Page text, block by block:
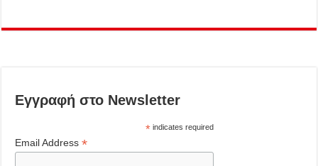
Εγγραφή στο Newsletter
*indicates required
Email Address*